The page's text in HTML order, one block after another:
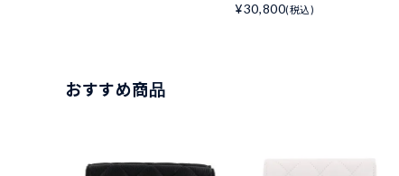
¥30,800(税込)
おすすめ商品